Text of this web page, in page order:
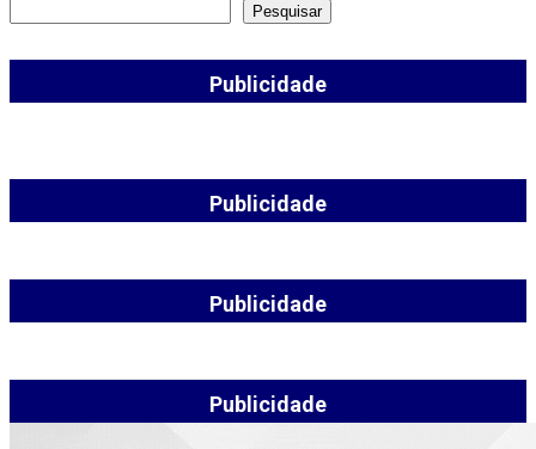
Pesquisar
Publicidade
Publicidade
Publicidade
Publicidade